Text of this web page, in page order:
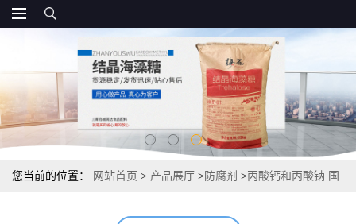
您当前的位置： 网站首页 > 产品展厅 > 防腐剂 >丙酸钙和丙酸钠 国